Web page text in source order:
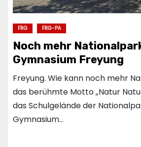
FRG FRG-PA
Noch mehr
Gymnasium Freyung
Freyung. Wie kann noch mehr
das berühmte Motto „Natur
das Schulgelände der
Gymnasium…